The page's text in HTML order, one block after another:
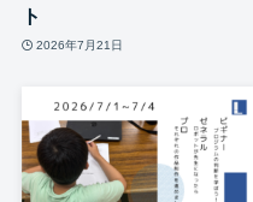
ト
2026年7月21日